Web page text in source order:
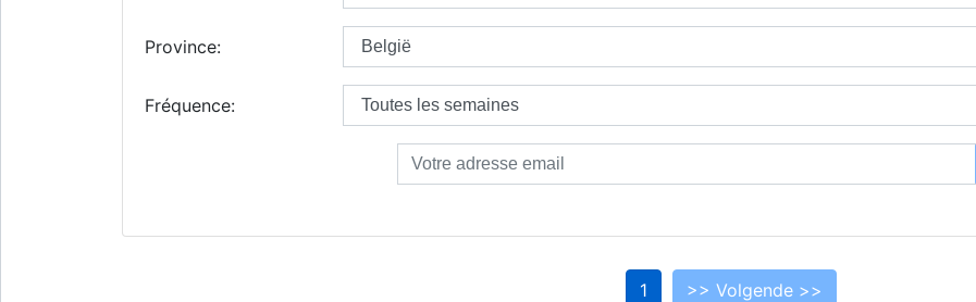
Province:
Fréquence:
1 >> Volgende >>